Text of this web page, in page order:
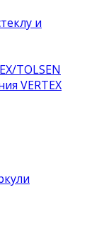
и
TOLSEN
VERTEX